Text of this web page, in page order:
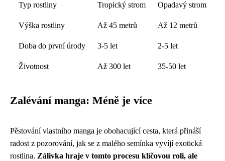
Typ rostliny Tropický strom Opadavý strom
Výška rostliny Až 45 metrů Až 12 metrů
Doba do první úrody 3-5 let 2-5 let
Životnost Až 300 let 35-50 let
Zalévání manga: Méně je více
Pěstování vlastního manga je obohacující cesta, která přináší
radost z pozorování, jak se z malého semínka vyvíjí exotická
rostlina. Zálivka hraje v tomto procesu klíčovou roli, ale